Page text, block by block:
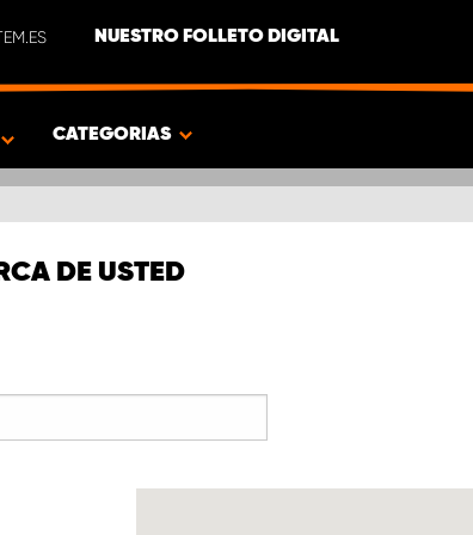
NUESTRO FOLLETO DIGITAL
CATEGORIAS
DE USTED